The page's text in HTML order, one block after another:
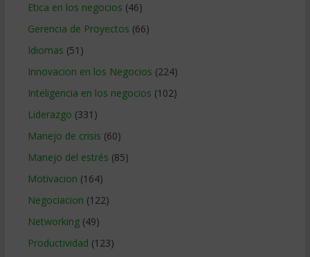
Etica en los negocios (46)
Gerencia de Proyectos (66)
Idiomas (51)
Innovacion en los Negocios (224)
Inteligencia en los negocios (102)
Liderazgo (331)
Manejo de crisis (60)
Manejo del estrés (85)
Motivacion (164)
Negociacion (122)
Networking(49)
Productividad (123)